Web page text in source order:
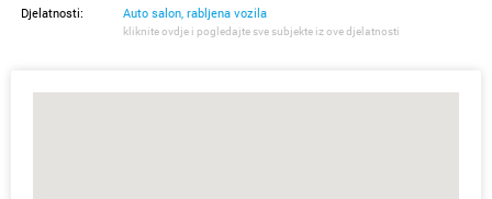
Djelatnosti: Auto salon, rabljena vozila
kliknite ovdje i pogledajte sve subjekte iz ove djelatnosti